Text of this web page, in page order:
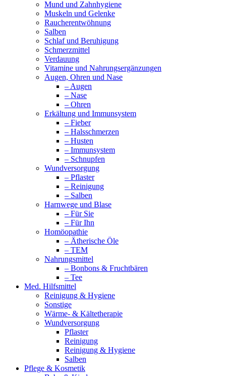
Mund und Zahnhygiene
Muskeln und Gelenke
Raucherentwöhnung
Salben
Schlaf und Beruhigung
Schmerzmittel
Verdauung
Vitamine und Nahrungsergänzungen
Augen, Ohren und Nase
– Augen
– Nase
– Ohren
Erkältung und Immunsystem
– Fieber
– Halsschmerzen
– Husten
– Immunsystem
– Schnupfen
Wundversorgung
– Pflaster
– Reinigung
– Salben
Harnwege und Blase
– Für Sie
– Für Ihn
Homöopathie
– Ätherische Öle
– TEM
Nahrungsmittel
– Bonbons & Fruchtbären
– Tee
Med. Hilfsmittel
Reinigung & Hygiene
Sonstige
Wärme- & Kältetherapie
Wundversorgung
Pflaster
Reinigung
Reinigung & Hygiene
Salben
Pflege & Kosmetik